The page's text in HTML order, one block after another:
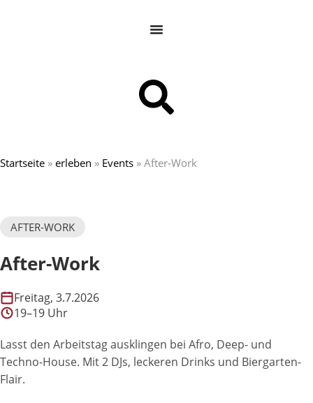
Startseite » erleben » Events » After-Work
AFTER-WORK
After-Work
Freitag, 3.7.2026
19–19 Uhr
Lasst den Arbeitstag ausklingen bei Afro, Deep- und
Techno-House. Mit 2 DJs, leckeren Drinks und Biergarten-
Flair.